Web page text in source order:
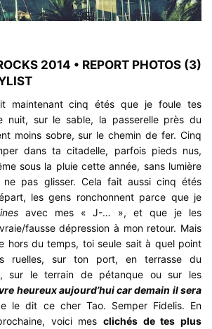
2014 • REPORT PHOTOS (3)
maintenant cinq étés que je foule tes
nuit, sur le sable, la passerelle près du
moins sobre, sur le chemin de fer. Cinq
dans ta citadelle, parfois pieds nus,
sous la pluie cette année, sans lumière
pas glisser. Cela fait aussi cinq étés
les gens ronchonnent parce que je
avec mes « J-… », et que je les
fausse dépression à mon retour. Mais
hors du temps, toi seule sait à quel point
ruelles, sur ton port, en terrasse du
sur le terrain de pétanque ou sur les
heureux aujourd’hui car demain il sera
le dit ce cher Tao. Semper Fidelis. En
voici mesclichés de tes plus